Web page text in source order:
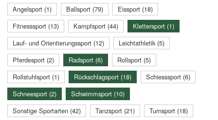
Angelsport (1) Ballsport (79)
Eissport (18)
Fitnesssport (13)
Kampfsport (44)
Klettersport (1)
Lauf- und Orientierungssport (12)
Leichtathletik (5)
Pferdesport (2)
Radsport (6)
Rollsport (5)
Rollstuhlsport (1)
Rückschlagsport (18)
Schiesssport (6)
Schneesport (2)
Schwimmsport (10)
Sonstige Sportarten (42)
Tanzsport (21)
Turnsport (18)